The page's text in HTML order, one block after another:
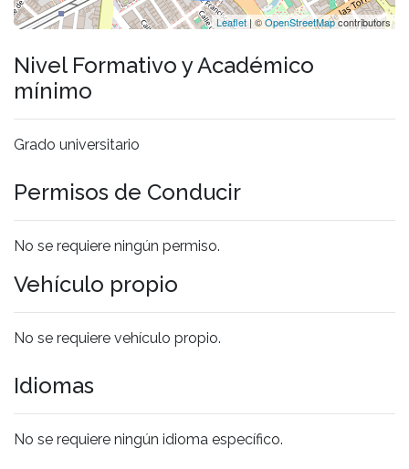
Leaflet| ©OpenStreetMapcontributors
Nivel Formativo y Académico
mínimo
Grado universitario
Permisos de Conducir
No se requiere ningún permiso.
Vehículo propio
No se requiere vehículo propio.
Idiomas
No se requiere ningún idioma específico.